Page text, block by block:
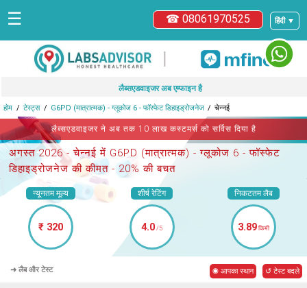
हिंदी ▼
☎ 08061970525
☰
|
लैब्सएडवाइजर अब एम्फाइन है
होम टेस्ट्स G6PD (मात्रात्मक) - ग्लूकोज 6 - फॉस्फेट डिहाइड्रोजनेज चेन्नई
लैब्सएडवाइजर ने अब तक 10 लाख कस्टमर्स को सर्विस दिया है
अगस्त 2026 -चेन्नई में G6PD (मात्रात्मक) - ग्लूकोज 6 - फॉस्फेट
डिहाइड्रोजनेजकी कीमत - 20% की बचत
न्यूनतम मूल्य
₹ 320
शीर्ष रेटिंग
4.0/5
निकटतम लैब
3.89किमी
➜ लैब और टेस्ट ◉ आपका स्थान ↺ टेस्ट बदले